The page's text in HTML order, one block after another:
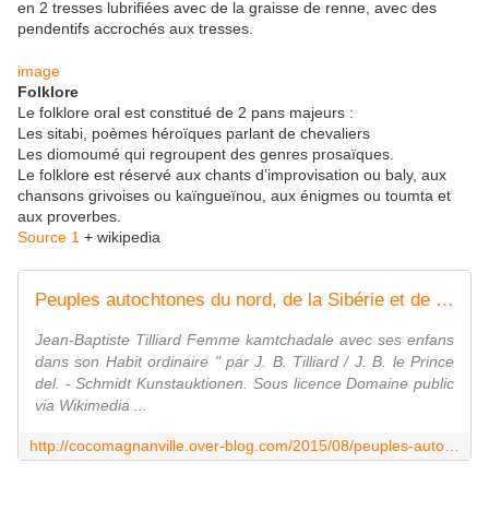
en 2 tresses lubrifiées avec de la graisse de renne, avec des
pendentifs accrochés aux tresses.
image
Folklore
Le folklore oral est constitué de 2 pans majeurs :
Les sitabi, poèmes héroïques parlant de chevaliers
Les diomoumé qui regroupent des genres prosaïques.
Le folklore est réservé aux chants d’improvisation ou baly, aux
chansons grivoises ou kaïngueïnou, aux énigmes ou toumta et
aux proverbes.
Source 1 + wikipedia
Peuples autochtones du nord, de la Sibérie et de l'extrême orient de la fédération de Russie - coco Magnanville
Jean-Baptiste Tilliard Femme kamtchadale avec ses enfans
dans son Habit ordinaire " par J. B. Tilliard / J. B. le Prince
del. - Schmidt Kunstauktionen. Sous licence Domaine public
via Wikimedia ...